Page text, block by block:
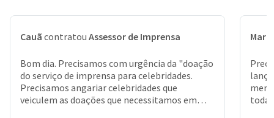
Cauã contratou Assessor de Imprensa
Bom dia. Precisamos com urgência da "doação
do serviço de imprensa para celebridades.
Precisamos angariar celebridades que
veiculem as doações que necessitamos em
Maria
toda